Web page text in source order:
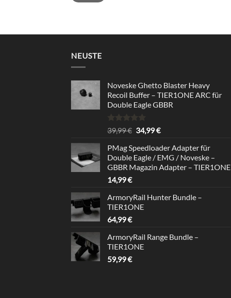
NEUSTE
Noveske Ghetto Blaster Heavy
Recoil Buffer – TIER1ONE ARC für
Double Eagle GBBR
Rated5.00
out of 5
39,99€ Original
was:
39,99 €.
34,99€Current
is:
34,99 €.
PMag Speedloader Adapter für
Double Eagle / EMG / Noveske –
GBBR Magazin Adapter – TIER1ONE
14,99€
ArmoryRail Hunter Bundle –
TIER1ONE
64,99€
ArmoryRail Range Bundle –
TIER1ONE
59,99€